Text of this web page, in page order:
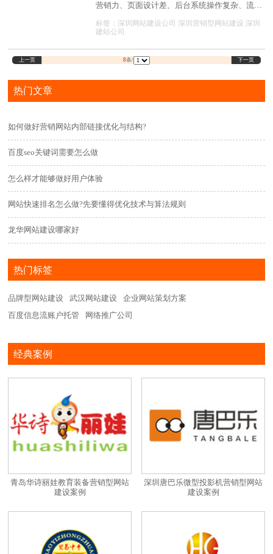
营销力、页面设计差、后台系统操作复杂、流量
没有询盘、售后服务差等等，为什么会出现这些
问题，不知道企业有没有去深思
标签： 深圳网站建设公司 深圳营销型网站建设 深圳
建站公司
上一页 8条/ 下一页
热门文章
如何做好营销网站内部链接优化与结构?
百度seo关键词需要怎么做
怎么样才能够做好用户体验
网站快速排名怎么做?先要懂得优化技术与算法规则
龙华网站建设哪家好
热门标签
品牌型网站建设 武汉网站建设
企业网站策划方案
百度信息流账户托管
网络推广公司
经典案例
青岛华诗丽娃教育装备营销型网站
建设案例
深圳唐巴乐微型投影机营销型网站
建设案例